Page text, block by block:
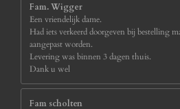
Fam. Wigger
Een vriendelijk dame.
Had iets verkeerd doorgeven bij bestelling
aangepast worden.
Levering was binnen 3 dagen thuis.
Dank u wel
Fam scholten